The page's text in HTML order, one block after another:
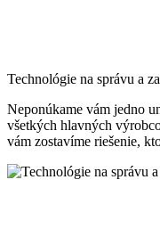
Technológie na správu a
Neponúkame vám jedno
všetkých hlavných
vám zostavíme riešenie,